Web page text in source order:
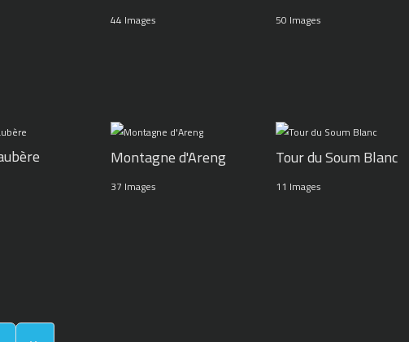
44 Images 50 Images
Montagne d'Areng
37 Images
Tour du Soum Blanc
11 Images